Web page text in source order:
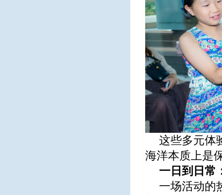
这些多元体
海洋本质上是
一日到日常
一场活动的